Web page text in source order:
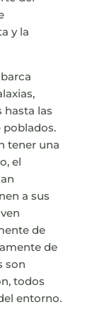
y la
hasta las
poblados.
tener una
el
a sus
de
de
son
todos
entorno.